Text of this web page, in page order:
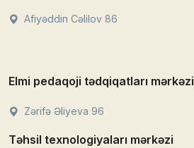
Afiyəddin Cəlilov 86
Elmi pedaqoji tədqiqatları mərkəzi
Zərifə Əliyeva 96
Təhsil texnologiyaları mərkəzi